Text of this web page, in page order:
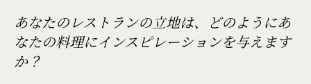
あなたのレストランの立地は、どのようにあ
なたの料理にインスピレーションを与えます
か？